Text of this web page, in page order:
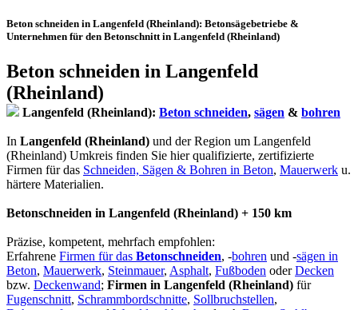
Beton schneiden in Langenfeld (Rheinland): Betonsägebetriebe &
Unternehmen für den Betonschnitt in Langenfeld (Rheinland)
Beton schneiden in Langenfeld
(Rheinland)
Langenfeld (Rheinland): Beton schneiden, sägen & bohren
In Langenfeld (Rheinland) und der Region um Langenfeld
(Rheinland) Umkreis finden Sie hier qualifizierte, zertifizierte
Firmen für das Schneiden, Sägen & Bohren in Beton, Mauerwerk u.
härtere Materialien.
Betonschneiden in Langenfeld (Rheinland) + 150 km
Präzise, kompetent, mehrfach empfohlen:
Erfahrene Firmen für das Betonschneiden, -bohren und -sägen in
Beton, Mauerwerk, Steinmauer, Asphalt, Fußboden oderDecken
bzw. Deckenwand; Firmen in Langenfeld (Rheinland) für
Fugenschnitt, Schrammbordschnitte, Sollbruchstellen,